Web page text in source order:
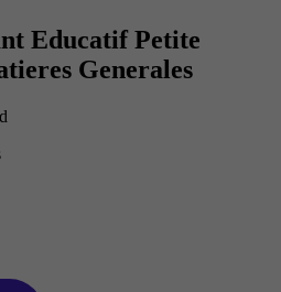
Educatif Petite
Generales